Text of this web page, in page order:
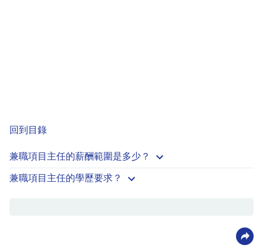
回到目錄
兼職項目主任的薪酬範圍是多少？
兼職項目主任的學歷要求？